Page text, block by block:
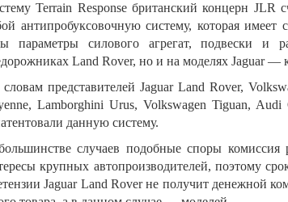
Terrain Response британский концерн JLR
антипробуксовочную систему, которая
параметры силового агрегат, подвески и
Land Rover, но и на моделях Jaguar —
представителей Jaguar Land Rover,
Lamborghini Urus, Volkswagen Tiguan,
данную систему.
случаев подобные споры комиссия
крупных автопроизводителей, поэтому
Jaguar Land Rover не получит денежной